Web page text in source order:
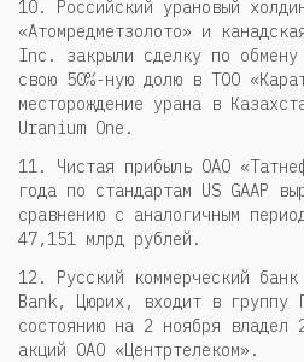
10. Российский урановый
«Атомредметзолото» и
Inc. закрыли сделку по обмену
свою 50%-ную долю в ТОО
месторождение урана в
Uranium One.
11. Чистая прибыль ОАО
года по стандартам US GAAP
сравнению с аналогичным
47,151 млрд рублей.
12. Русский коммерческий
Bank, Цюрих, входит в группу
состоянию на 2 ноября владел
акций ОАО «Центртелеком».